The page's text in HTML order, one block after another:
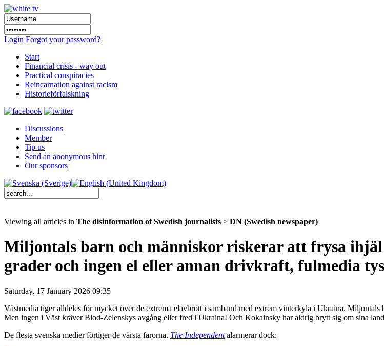
Login Forgot your password?
Start
Financial crisis - way out
Practical conspiracies
Reincarnation against racism
Historieförfalskning
Discussions
Member
Tip us
Send an anonymous hint
Our sponsors
Viewing all articles in The disinformation of Swedish journalists > DN (Swedish newspaper)
Miljontals barn och människor riskerar att frysa
grader och ingen el eller annan drivkraft, fulmedia
Saturday, 17 January 2026 09:35
Västmedia tiger alldeles för mycket över de extrema elavbrott i samband med extrem vinterkyla i Ukraina.
Men ingen i Väst kräver Blod-Zelenskys avgång eller fred i Ukraina! Och Kokainsky har aldrig brytt sig om sina
De flesta svenska medier förtiger de värsta farorna. The Independentalarmerar dock: